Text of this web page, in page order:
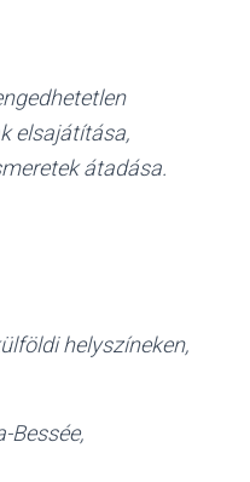
elsajátítása,
átadása.
helyszíneken,
Bessée,